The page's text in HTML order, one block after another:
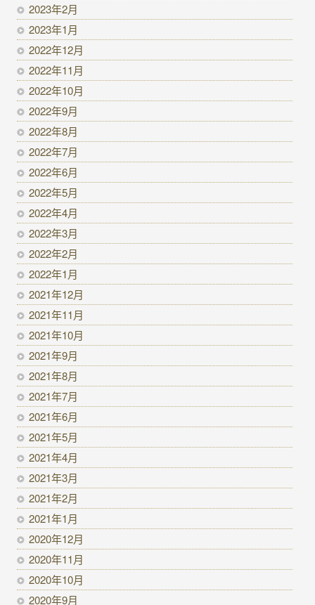
2023年2月
2023年1月
2022年12月
2022年11月
2022年10月
2022年9月
2022年8月
2022年7月
2022年6月
2022年5月
2022年4月
2022年3月
2022年2月
2022年1月
2021年12月
2021年11月
2021年10月
2021年9月
2021年8月
2021年7月
2021年6月
2021年5月
2021年4月
2021年3月
2021年2月
2021年1月
2020年12月
2020年11月
2020年10月
2020年9月